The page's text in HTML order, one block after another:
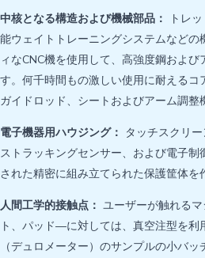
中核となる構造および機械部品：
トレ
能ウェイトトレーニングシステムなど
ィなCNC機を使用して、高強度鋼およ
す。何千時間もの激しい使用に耐えるコ
ガイドロッド、シートおよびアーム調整
電子機器用ハウジング： タッチスクリ
ストラッキングセンサー、および電子
された精密に組み立てられた保護筐体を
人間工学的接触点： ユーザーが触れる
ト、パッド—に対しては、真空注型を
（デュロメーター）のサンプルの小バ